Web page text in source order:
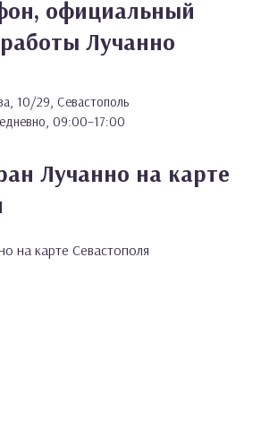
официальный
Лучанно
10/29, Севастополь
09:00–17:00
Лучанно на карте
на карте Севастополя